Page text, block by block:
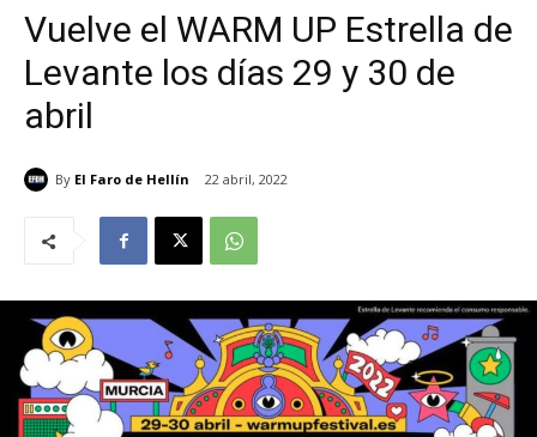
Vuelve el WARM UP Estrella de
Levante los días 29 y 30 de
abril
By El Faro de Hellín 22 abril, 2022